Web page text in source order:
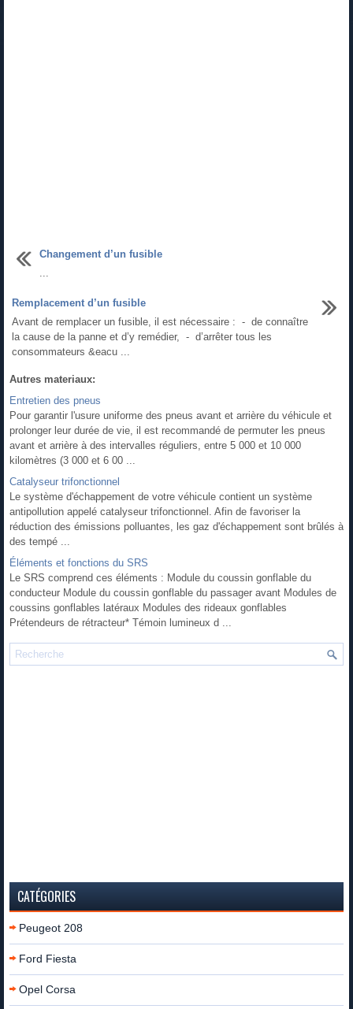
Changement d’un fusible
Remplacement d’un fusible
Avant de remplacer un fusible, il est nécessaire : - de connaître
la cause de la panne et d’y remédier, - d’arrêter tous les
consommateurs &eacu ...
Autres materiaux:
Entretien des pneus
Pour garantir l'usure uniforme des pneus avant et arrière du véhicule et
prolonger leur durée de vie, il est recommandé de permuter les pneus
avant et arrière à des intervalles réguliers, entre 5 000 et 10 000
kilomètres (3 000 et 6 00 ...
Catalyseur trifonctionnel
Le système d'échappement de votre véhicule contient un système
antipollution appelé catalyseur trifonctionnel. Afin de favoriser la
réduction des émissions polluantes, les gaz d'échappement sont brûlés à
des tempé ...
Éléments et fonctions du SRS
Le SRS comprend ces éléments : Module du coussin gonflable du
conducteur Module du coussin gonflable du passager avant Modules de
coussins gonflables latéraux Modules des rideaux gonflables
Prétendeurs de rétracteur* Témoin lumineux d ...
CATÉGORIES
Peugeot 208
Ford Fiesta
Opel Corsa